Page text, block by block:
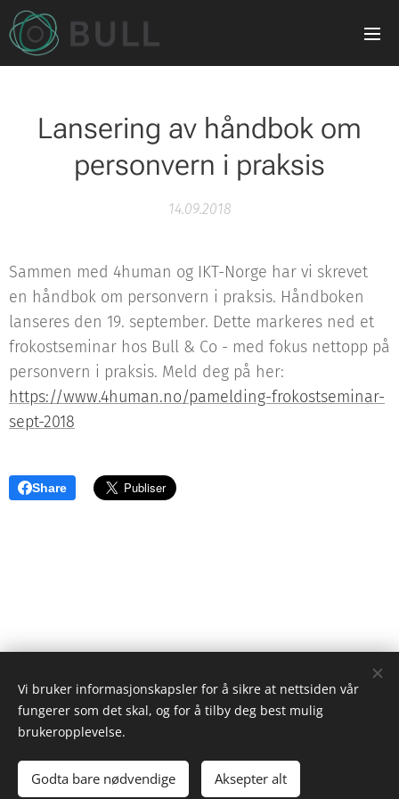
Lansering av håndbok om
personvern i praksis
14.09.2018
Sammen med 4human og IKT-Norge har vi skrevet
en håndbok om personvern i praksis. Håndboken
lanseres den 19. september. Dette markeres ned et
frokostseminar hos Bull & Co - med fokus nettopp på
personvern i praksis. Meld deg på her:
https://www.4human.no/pamelding-frokostseminar-
sept-2018
Share
© 2021 Advokatfirmaet Bull AS, Postboks 6604 St. Olavs pl., 0129 Oslo
Personvernerklæring
Norsk
English
Vi bruker informasjonskapsler for å sikre at nettsiden vår
fungerer som det skal, og for å tilby deg best mulig
brukeropplevelse.
Godta bare nødvendige Aksepter alt